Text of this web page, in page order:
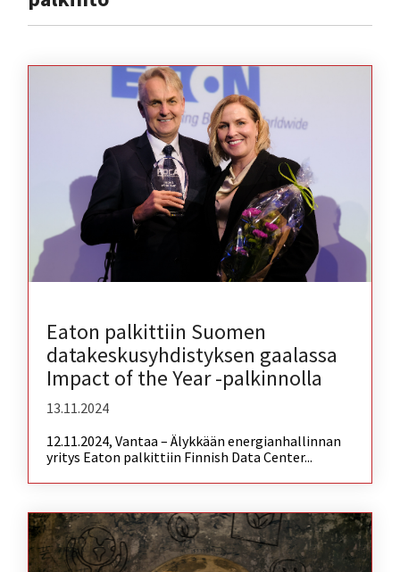
Eaton palkittiin Suomen
datakeskusyhdistyksen gaalassa
Impact of the Year -palkinnolla
13.11.2024
12.11.2024, Vantaa – Älykkään energianhallinnan
yritys Eaton palkittiin Finnish Data Center...